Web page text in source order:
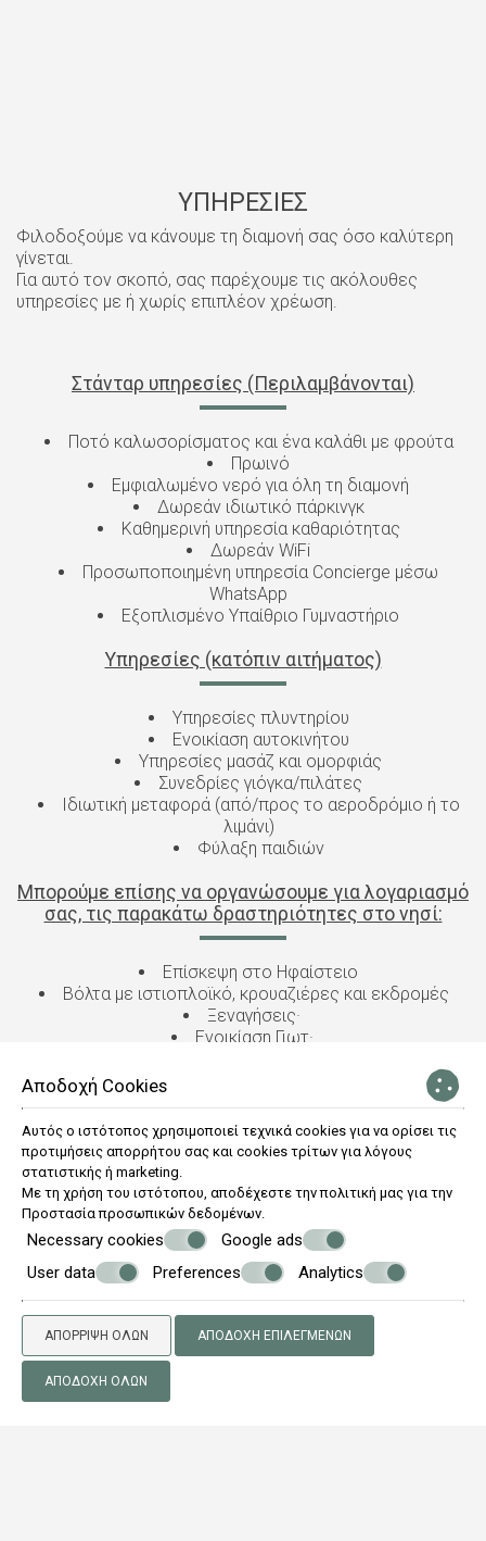
ΥΠΗΡΕΣΙΕΣ
Φιλοδοξούμε να κάνουμε τη διαμονή σας όσο καλύτερη
γίνεται.
Για αυτό τον σκοπό, σας παρέχουμε τις ακόλουθες
υπηρεσίες με ή χωρίς επιπλέον χρέωση.
Στάνταρ υπηρεσίες (Περιλαμβάνονται)
Ποτό καλωσορίσματος και ένα καλάθι με φρούτα
Πρωινό
Εμφιαλωμένο νερό για όλη τη διαμονή
Δωρεάν ιδιωτικό πάρκινγκ
Καθημερινή υπηρεσία καθαριότητας
Δωρεάν WiFi
Προσωποποιημένη υπηρεσία Concierge μέσω
WhatsApp
Εξοπλισμένο Υπαίθριο Γυμναστήριο
Υπηρεσίες (κατόπιν αιτήματος)
Υπηρεσίες πλυντηρίου
Ενοικίαση αυτοκινήτου
Υπηρεσίες μασάζ και ομορφιάς
Συνεδρίες γιόγκα/πιλάτες
Ιδιωτική μεταφορά (από/προς το αεροδρόμιο ή το
λιμάνι)
Φύλαξη παιδιών
Μπορούμε επίσης να οργανώσουμε για λογαριασμό
σας, τις παρακάτω δραστηριότητες στο νησί:
Επίσκεψη στο Ηφαίστειο
Βόλτα με ιστιοπλοϊκό, κρουαζιέρες και εκδρομές
Ξεναγήσεις·
Ενοικίαση Γιωτ·
Γύρος του νησιού με ελικόπτερο
Ιππασία
Πεζοπορία
Κάντε κράτηση
Αποδοχή Cookies
Αυτός ο ιστότοπος χρησιμοποιεί τεχνικά cookies για να ορίσει τις
προτιμήσεις απορρήτου σας και cookies τρίτων για λόγους
στατιστικής ή marketing.
Με τη χρήση του ιστότοπου, αποδέχεστε την πολιτική μας για την
Προστασία προσωπικών δεδομένων.
Necessary cookies
Google ads
User data
Preferences Analytics
ΑΠΌΡΡΙΨΗ ΌΛΩΝ ΑΠΟΔΟΧΉ ΕΠΙΛΕΓΜΈΝΩΝ
ΑΠΟΔΟΧΉ ΌΛΩΝ